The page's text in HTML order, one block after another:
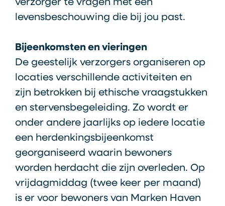
verzorger te vragen met een
levensbeschouwing die bij jou past.
Bijeenkomsten en vieringen
De geestelijk verzorgers organiseren op
locaties verschillende activiteiten en
zijn betrokken bij ethische vraagstukken
en stervensbegeleiding. Zo wordt er
onder andere jaarlijks op iedere locatie
een herdenkingsbijeenkomst
georganiseerd waarin bewoners
worden herdacht die zijn overleden. Op
vrijdagmiddag (twee keer per maand)
is er voor bewoners van Marken Haven